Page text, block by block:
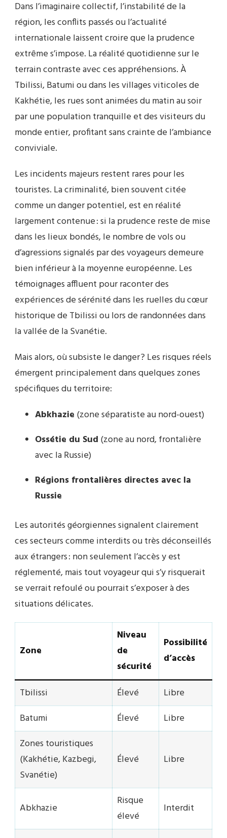
Dans l’imaginaire collectif, l’instabilité de la
région, les conflits passés ou l’actualité
internationale laissent croire que la prudence
extrême s’impose. La réalité quotidienne sur le
terrain contraste avec ces appréhensions. À
Tbilissi, Batumi ou dans les villages viticoles de
Kakhétie, les rues sont animées du matin au soir
par une population tranquille et des visiteurs du
monde entier, profitant sans crainte de l’ambiance
conviviale.
Les incidents majeurs restent rares pour les
touristes. La criminalité, bien souvent citée
comme un danger potentiel, est en réalité
largement contenue : si la prudence reste de mise
dans les lieux bondés, le nombre de vols ou
d’agressions signalés par des voyageurs demeure
bien inférieur à la moyenne européenne. Les
témoignages affluent pour raconter des
expériences de sérénité dans les ruelles du cœur
historique de Tbilissi ou lors de randonnées dans
la vallée de la Svanétie.
Mais alors, où subsiste le danger ? Les risques réels
émergent principalement dans quelques zones
spécifiques du territoire:
Abkhazie (zone séparatiste au nord-ouest)
Ossétie du Sud (zone au nord, frontalière
avec la Russie)
Régions frontalières directes avec la
Russie
Les autorités géorgiennes signalent clairement
ces secteurs comme interdits ou très déconseillés
aux étrangers : non seulement l’accès y est
réglementé, mais tout voyageur qui s’y risquerait
se verrait refoulé ou pourrait s’exposer à des
situations délicates.
Zone
Niveau
de
sécurité
Possibilité
d’accès
Tbilissi Élevé
Libre
Batumi
Élevé
Libre
Zones touristiques
(Kakhétie, Kazbegi,
Svanétie)
Élevé Libre
Abkhazie
Risque
élevé
Interdit